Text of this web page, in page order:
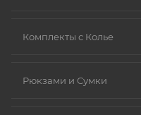
Комплекты с Колье
Рюкзами и Сумки